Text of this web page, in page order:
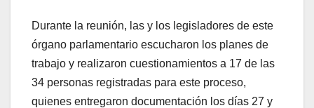
Durante la reunión, las y los legisladores de este
órgano parlamentario escucharon los planes de
trabajo y realizaron cuestionamientos a 17 de las
34 personas registradas para este proceso,
quienes entregaron documentación los días 27 y